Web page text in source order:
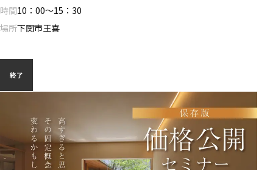
時間10：00～15：30
場所下関市王喜
終了